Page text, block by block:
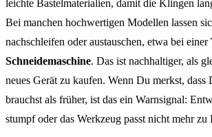
leichte Bastelmaterialien, damit die Klingen
Bei manchen hochwertigen Modellen lassen
nachschleifen oder austauschen, etwa bei einer
Schneidemaschine. Das ist nachhaltiger, als
neues Gerät zu kaufen. Wenn Du merkst,
brauchst als früher, ist das ein Warnsignal:
stumpf oder das Werkzeug passt nicht mehr